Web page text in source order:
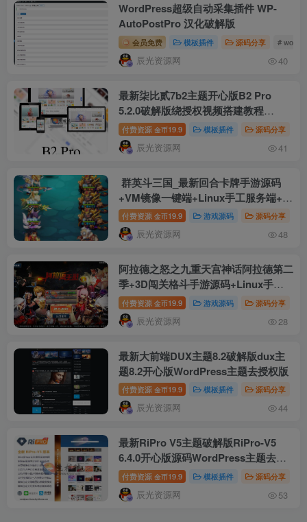
WordPress超级自动采集插件 WP-
AutoPostPro 汉化破解版
会员免费 模板插件 源码分享 #
辰光资源网 40
最新柒比贰7b2主题开心版B2 Pro
5.2.0破解版绕授权视频搭建教程
WordPress主题适用于资讯、资源、
社交、商城、圈子、导航等多功能商用
主题
付费资源 金币19.9 模板插件 源码分享
辰光资源网 41
群英斗三国_最新回合卡牌手游源码
+VM镜像一键端+Linux手工服务端+通
用搭建视频教程+GM超级后台+CDK
授权后台工具+安卓端
付费资源 金币19.9 游戏源码 源码分享
辰光资源网 48
阿拉德之怒之九重天宫神话阿拉德第二
季+3D闯关格斗手游源码+Linux手工
服务端+安卓IOS苹果双端+通用搭建视
频教程+GM总运营后台+管理工具
付费资源 金币19.9 游戏源码 源码分享
辰光资源网 28
最新大前端DUX主题8.2破解版dux主
题8.2开心版WordPress主题去授权版
付费资源 金币19.9 模板插件 源码分享
辰光资源网 44
最新RiPro V5主题破解版RiPro-V5
6.4.0开心版源码WordPress主题去授
权版 虚拟资源站首选主题
付费资源 金币19.9 模板插件 源码分享
辰光资源网 53